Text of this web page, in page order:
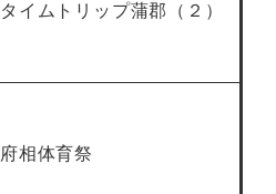
タイムトリップ蒲郡（２）
府相体育祭